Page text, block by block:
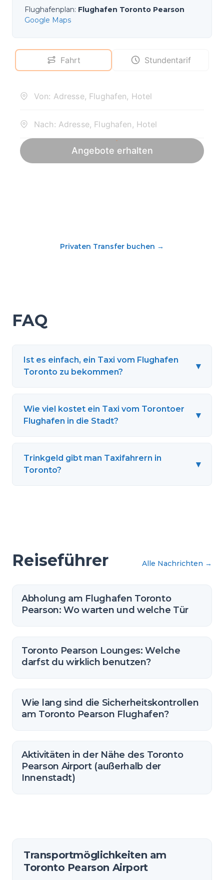
Flughafenplan: Flughafen Toronto Pearson
Google Maps
Privaten Transfer buchen →
FAQ
Ist es einfach, ein Taxi vom Flughafen
Toronto zu bekommen?
▾
Wie viel kostet ein Taxi vom Torontoer
Flughafen in die Stadt?
▾
Trinkgeld gibt man Taxifahrern in
Toronto?
▾
Reiseführer Alle Nachrichten →
Abholung am Flughafen Toronto
Pearson: Wo warten und welche Tür
Toronto Pearson Lounges: Welche
darfst du wirklich benutzen?
Wie lang sind die Sicherheitskontrollen
am Toronto Pearson Flughafen?
Aktivitäten in der Nähe des Toronto
Pearson Airport (außerhalb der
Innenstadt)
Transportmöglichkeiten am
Toronto Pearson Airport